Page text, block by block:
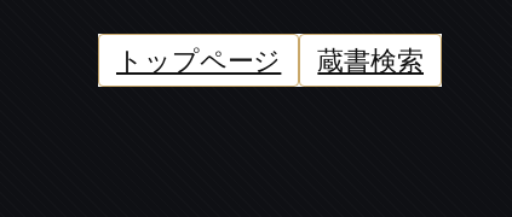
トップページ 蔵書検索